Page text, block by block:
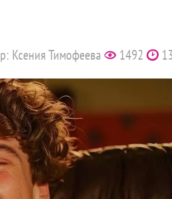
Ксения Тимофеева 1492